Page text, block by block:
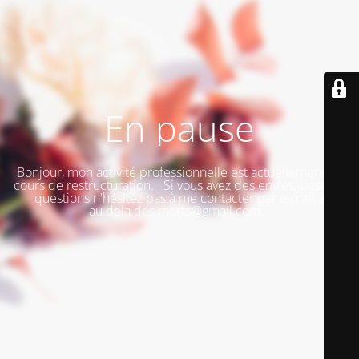
En pause
Bonjour, mon activité professionnelle est actuellement en
cours de restructuration. Si vous avez des envies, besoins,
questions n'hésitez pas à me contacter par e-mail à
au.dela.des.morts@gmail.com.